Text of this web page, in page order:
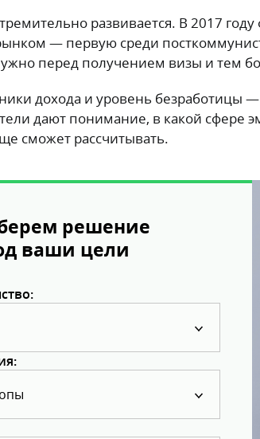
развивается. В 2017 году
— первую среди
перед получением визы и тем
дохода и уровень безработицы —
дают понимание, в какой сфере
сможет рассчитывать.
решение
ваши цели